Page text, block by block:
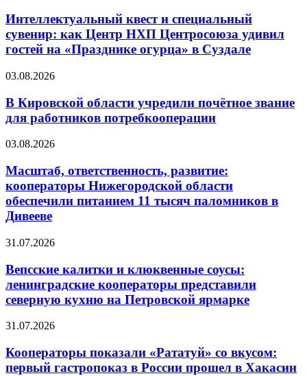
Интеллектуальный квест и специальный
сувенир: как Центр НХП Центросоюза удивил
гостей на «Празднике огурца» в Суздале
03.08.2026
В Кировской области учредили почётное звание
для работников потребкооперации
03.08.2026
Масштаб, ответственность, развитие:
кооператоры Нижегородской области
обеспечили питанием 11 тысяч паломников в
Дивееве
31.07.2026
Вепсские калитки и клюквенные соусы:
ленинградские кооператоры представили
северную кухню на Петровской ярмарке
31.07.2026
Кооператоры показали «Рататуй» со вкусом:
первый гастропоказ в России прошел в Хакасии